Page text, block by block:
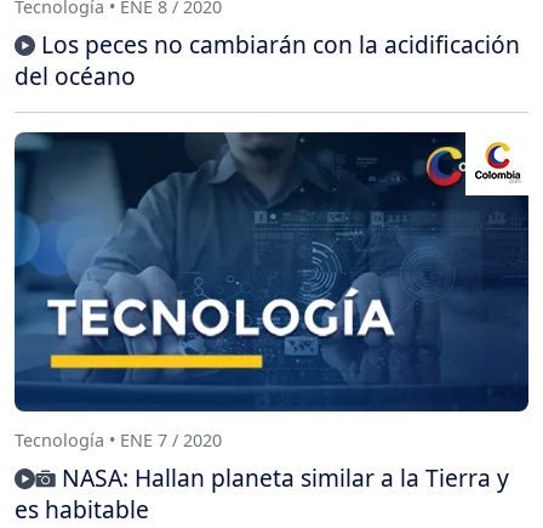
Tecnología • ENE 8 / 2020
Los peces no cambiarán con la acidificación
del océano
Tecnología • ENE 7 / 2020
NASA: Hallan planeta similar a la Tierra y
es habitable